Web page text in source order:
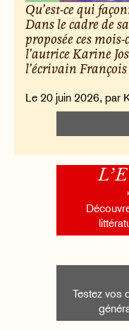
Qu’est-ce qui
Dans le cadre de
proposée ces
l’autrice Karine
l’écrivain
Le 20 juin 2026, par
Testez vos